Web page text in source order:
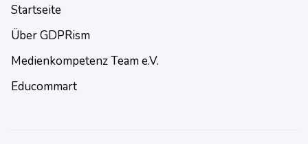
Startseite
Über GDPRism
Medienkompetenz Team e.V.
Educommart